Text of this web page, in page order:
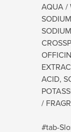
AQUA /
ACID,
/
#tab-